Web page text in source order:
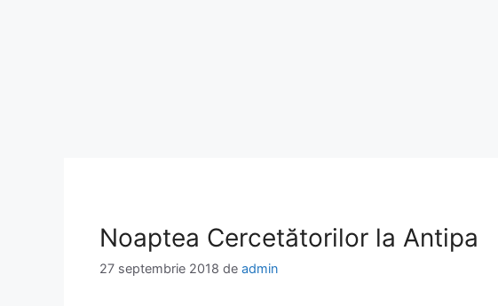
Noaptea Cercetătorilor la Antipa
27 septembrie 2018 de admin